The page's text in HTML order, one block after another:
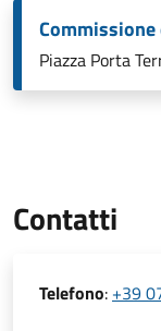
Piazza Porta
Contatti
Telefono: +39